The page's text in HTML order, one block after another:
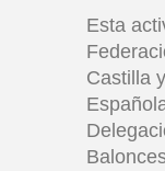
Esta
Castilla